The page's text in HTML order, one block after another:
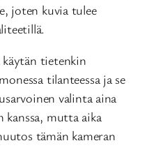
joten kuvia tulee
tietenkin
tilanteessa ja se
valinta aina
kanssa, mutta aika
tämän kameran